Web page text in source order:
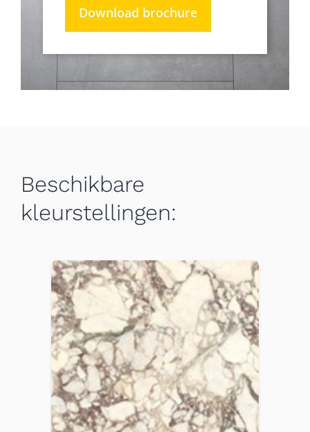
Download brochure
Beschikbare
kleurstellingen: